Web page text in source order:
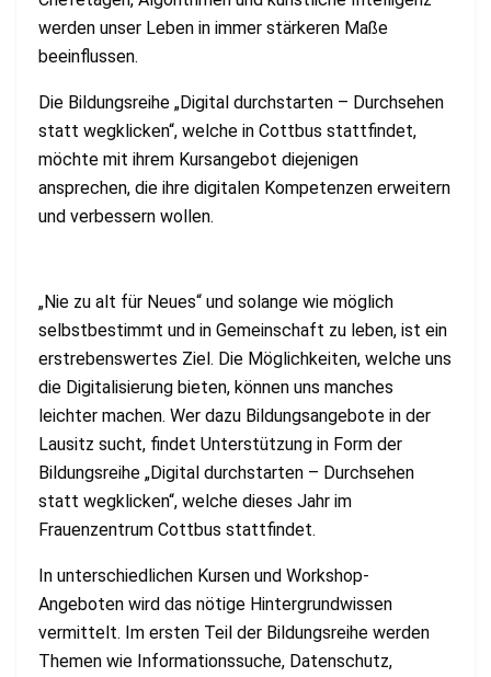
werden unser Leben in immer stärkeren Maße
beeinflussen.
Die Bildungsreihe „Digital durchstarten – Durchsehen
statt wegklicken“, welche in Cottbus stattfindet,
möchte mit ihrem Kursangebot diejenigen
ansprechen, die ihre digitalen Kompetenzen erweitern
und verbessern wollen.
„Nie zu alt für Neues“ und solange wie möglich
selbstbestimmt und in Gemeinschaft zu leben, ist ein
erstrebenswertes Ziel. Die Möglichkeiten, welche uns
die Digitalisierung bieten, können uns manches
leichter machen. Wer dazu Bildungsangebote in der
Lausitz sucht, findet Unterstützung in Form der
Bildungsreihe „Digital durchstarten – Durchsehen
statt wegklicken“, welche dieses Jahr im
Frauenzentrum Cottbus stattfindet.
In unterschiedlichen Kursen und Workshop-
Angeboten wird das nötige Hintergrundwissen
vermittelt. Im ersten Teil der Bildungsreihe werden
Themen wie Informationssuche, Datenschutz,